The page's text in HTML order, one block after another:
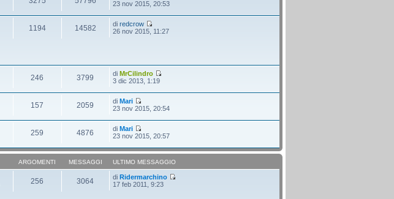
23 nov 2015, 20:53
1194 14582 diredcrow
26 nov 2015, 11:27
246 3799 diMrCilindro
3 dic 2013, 1:19
157 2059 diMari
23 nov 2015, 20:54
259 4876 diMari
23 nov 2015, 20:57
ARGOMENTI MESSAGGI ULTIMO MESSAGGIO
256 3064 diRidermarchino
17 feb 2011, 9:23